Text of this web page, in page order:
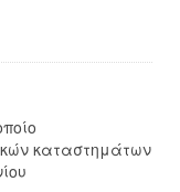
καταστημάτων